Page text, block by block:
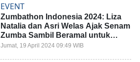
EVENT
Zumbathon Indonesia 2024: Liza
Natalia dan Asri Welas Ajak Senam
Zumba Sambil Beramal untuk
Penyintas ODGJ
Jumat, 19 April 2024 09:49 WIB